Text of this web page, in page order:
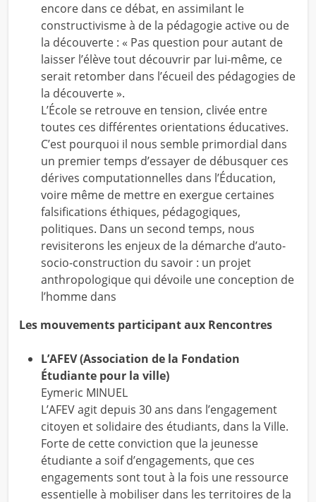
encore dans ce débat, en assimilant le
constructivisme à de la pédagogie active ou de
la découverte : « Pas question pour autant de
laisser l’élève tout découvrir par lui-même, ce
serait retomber dans l’écueil des pédagogies de
la découverte ».
L’École se retrouve en tension, clivée entre
toutes ces différentes orientations éducatives.
C’est pourquoi il nous semble primordial dans
un premier temps d’essayer de débusquer ces
dérives computationnelles dans l’Éducation,
voire même de mettre en exergue certaines
falsifications éthiques, pédagogiques,
politiques. Dans un second temps, nous
revisiterons les enjeux de la démarche d’auto-
socio-construction du savoir : un projet
anthropologique qui dévoile une conception de
l’homme dans
Les mouvements participant aux Rencontres
L’AFEV (Association de la Fondation
Étudiante pour la ville)
Eymeric MINUEL
L’AFEV agit depuis 30 ans dans l’engagement
citoyen et solidaire des étudiants, dans la Ville.
Forte de cette conviction que la jeunesse
étudiante a soif d’engagements, que ces
engagements sont tout à la fois une ressource
essentielle à mobiliser dans les territoires de la